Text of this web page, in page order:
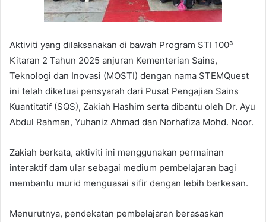
Aktiviti yang dilaksanakan di bawah Program STI 100³
Kitaran 2 Tahun 2025 anjuran Kementerian Sains,
Teknologi dan Inovasi (MOSTI) dengan nama STEMQuest
ini telah diketuai pensyarah dari Pusat Pengajian Sains
Kuantitatif (SQS), Zakiah Hashim serta dibantu oleh Dr. Ayu
Abdul Rahman, Yuhaniz Ahmad dan Norhafiza Mohd. Noor.
Zakiah berkata, aktiviti ini menggunakan permainan
interaktif dam ular sebagai medium pembelajaran bagi
membantu murid menguasai sifir dengan lebih berkesan.
Menurutnya, pendekatan pembelajaran berasaskan